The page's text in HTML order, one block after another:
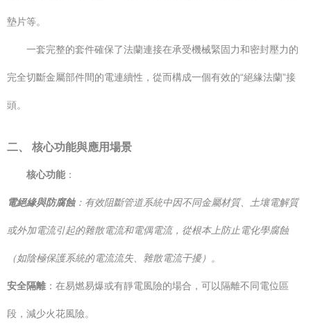
墊片等。
一套完整的套件確保了法蘭連接在承受機械緊固力和密封壓力的
完全切斷金屬部件間的電連續性，從而構成一個有效的“絕緣法蘭”接
頭。
二、 核心功能與應用場景
核心功能 ：
電絕緣與防腐蝕：有效阻斷管道系統中因不同金屬材質、土壤電解質
或外加電流引起的雜散電流和電偶電流，從根本上防止電化學腐蝕
（如陰極保護系統的電流流失、雜散電流干擾）。
安全隔離：在易燃易爆或有靜電風險的場合，可以隔離不同電位區
段，減少火花風險。